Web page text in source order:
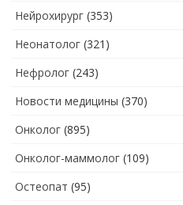
Нейрохирург (353)
Неонатолог (321)
Нефролог (243)
Новости медицины (370)
Онколог (895)
Онколог-маммолог (109)
Остеопат (95)